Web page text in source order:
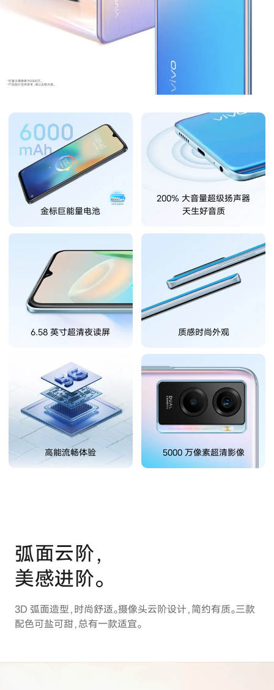
X300 Pro X300
X Fold5 X200 Ultra
全部X机型 对比X机型
S50 Pro mini
S30 Pro mini S30
S20 Pro S20
Y500
全部Y机型 对比Y机型
iQOO 15 Ultra iQOO Z11 Turbo
iQOO Neo11 iQOO 15
全部iQOO机型 对比iQOO机型
iQOO Pad6 Pro iQOO TWS 5e
vivo WATCH GT 2 vivo Vision
全部智能硬件
*后置主摄像素为5000万。
*产品图片仅供参考，请以实物为准。
金标巨能量电池
200% 大音量超级扬声器
天生好音质
6.58 英寸超清夜读屏 质感时尚外观
高能流畅体验 5000 万像素超清影像
弧面云阶，
美感进阶。
3D 弧面造型，时尚舒适。摄像头云阶设计，简约有质。三款
配色可盐可甜，总有一款适宜。